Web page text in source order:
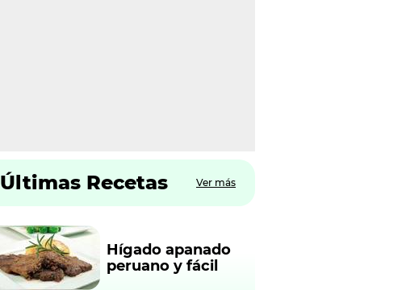
Últimas Recetas Ver más
Hígado apanado
peruano y fácil